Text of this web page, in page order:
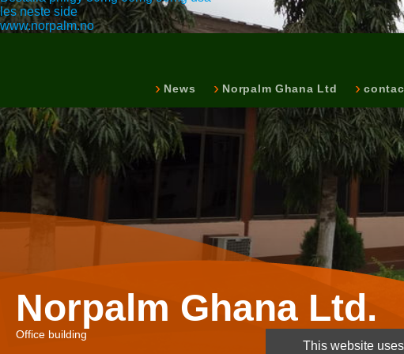
les neste side
www.norpalm.no
News Norpalm Ghana Ltd
Norpalm Ghana Ltd.
Office building
This website